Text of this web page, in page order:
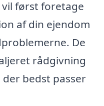
først foretage
af din ejendom
De
rådgivning
bedst passer